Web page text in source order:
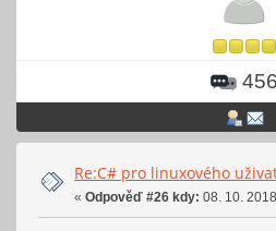
456
Re:C# pro linuxového
« Odpověď #26 kdy: 08. 10.